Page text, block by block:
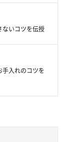
ないコツを伝授
入れのコツを